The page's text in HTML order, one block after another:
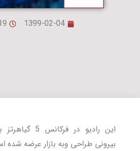
1399-02-04
این رادیو در
بیرونی طراحی وبه بازار عرضه شده